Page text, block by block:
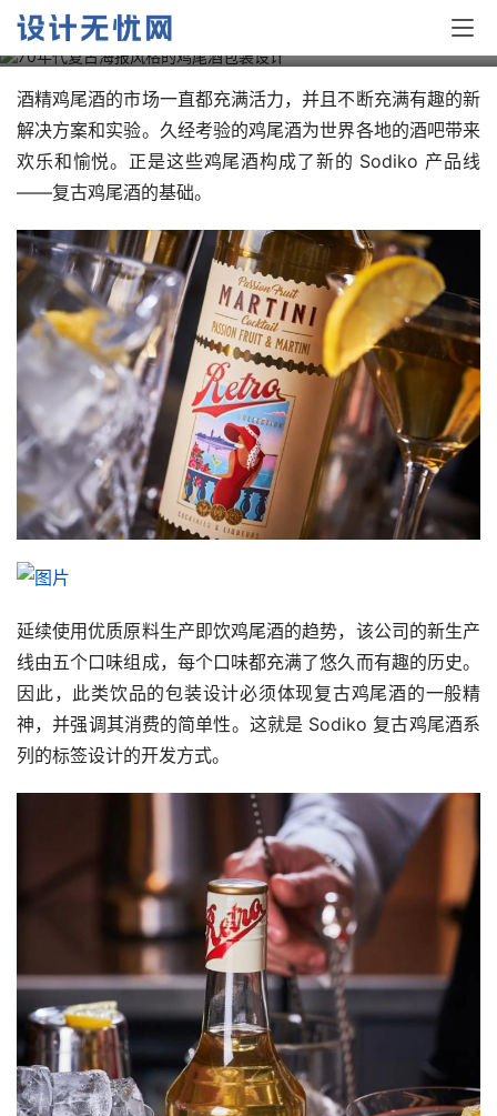
70年代复古海报风格的鸡尾酒包装设计
酒精鸡尾酒的市场一直都充满活力，并且不断充满有趣的新
解决方案和实验。久经考验的鸡尾酒为世界各地的酒吧带来
欢乐和愉悦。正是这些鸡尾酒构成了新的 Sodiko 产品线
——复古鸡尾酒的基础。
延续使用优质原料生产即饮鸡尾酒的趋势，该公司的新生产
线由五个口味组成，每个口味都充满了悠久而有趣的历史。
因此，此类饮品的包装设计必须体现复古鸡尾酒的一般精
神，并强调其消费的简单性。这就是 Sodiko 复古鸡尾酒系
列的标签设计的开发方式。